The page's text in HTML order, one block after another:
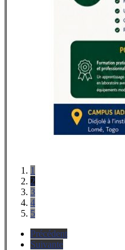
1
2
3
4
5
Précédent
Suivante